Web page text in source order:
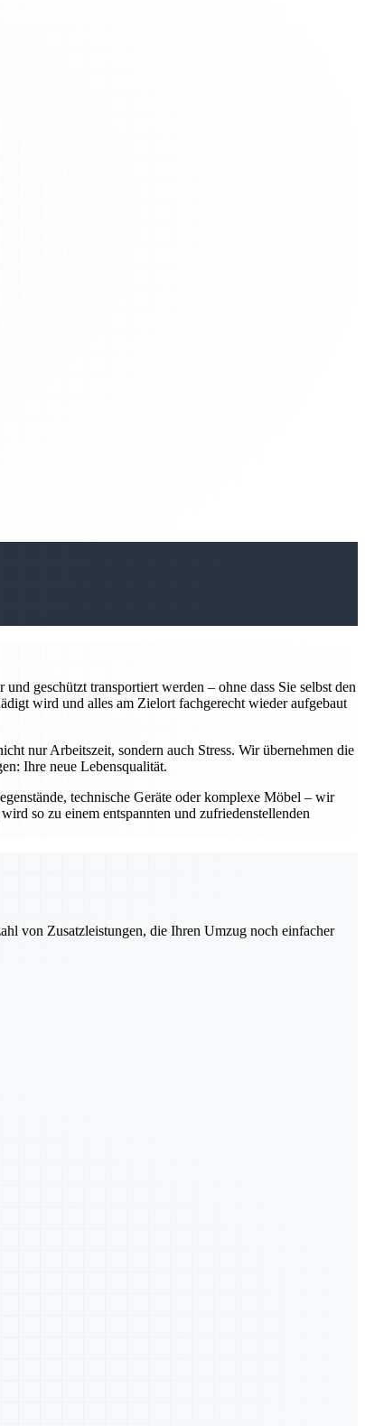
geschützt transportiert werden – ohne dass Sie selbst den
wird und alles am Zielort fachgerecht wieder aufgebaut
nur Arbeitszeit, sondern auch Stress. Wir übernehmen die
Ihre neue Lebensqualität.
technische Geräte oder komplexe Möbel – wir
so zu einem entspannten und zufriedenstellenden
von Zusatzleistungen, die Ihren Umzug noch einfacher